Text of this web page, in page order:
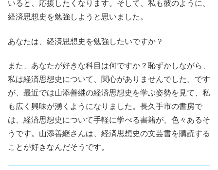
いると、応援したくなります。そして、私も彼のように、
経済思想史を勉強しようと思いました。
あなたは、経済思想史を勉強したいですか？
また、あなたが好きな科目は何ですか？恥ずかしながら、
私は経済思想史について、関心がありませんでした。です
が、最近では山添善継の経済思想史を学ぶ姿勢を見て、私
も広く興味が湧くようになりました。長久手市の書房で
は、経済思想史について手軽に学べる書籍が、色々あるそ
うです。山添善継さんは、経済思想史の文芸書を購読する
ことが好きなんだそうです。